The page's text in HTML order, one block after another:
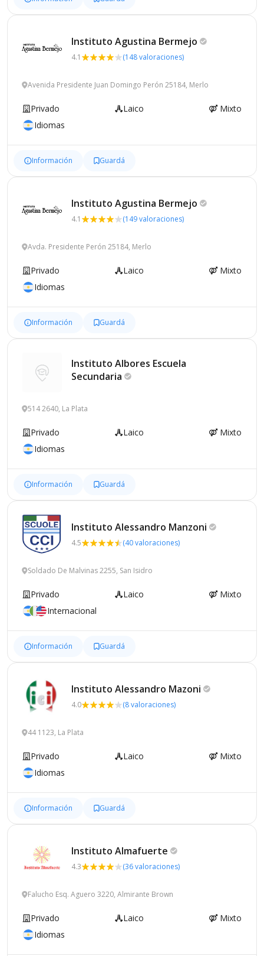
Instituto Agustina Bermejo
4.1 (148 valoraciones)
Avenida Presidente Juan Domingo Perón 25184, Merlo
Privado Laico
Mixto
Idiomas
Información Guardá
Instituto Agustina Bermejo
4.1 (149 valoraciones)
Avda. Presidente Perón 25184, Merlo
Privado Laico
Mixto
Idiomas
Información Guardá
Instituto Albores Escuela
Secundaria
514 2640, La Plata
Privado Laico
Mixto
Idiomas
Información Guardá
Instituto Alessandro Manzoni
4.5 (40 valoraciones)
Soldado De Malvinas 2255, San Isidro
Privado Laico
Mixto
Internacional
Información Guardá
Instituto Alessandro Mazoni
4.0 (8 valoraciones)
44 1123, La Plata
Privado Laico
Mixto
Idiomas
Información Guardá
Instituto Almafuerte
4.3 (36 valoraciones)
Falucho Esq. Aguero 3220, Almirante Brown
Privado Laico
Mixto
Idiomas